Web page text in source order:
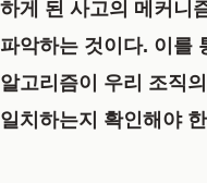
하게 된 사고의 메커니
파악하는 것이다. 이를
알고리즘이 우리 조직의
일치하는지 확인해야